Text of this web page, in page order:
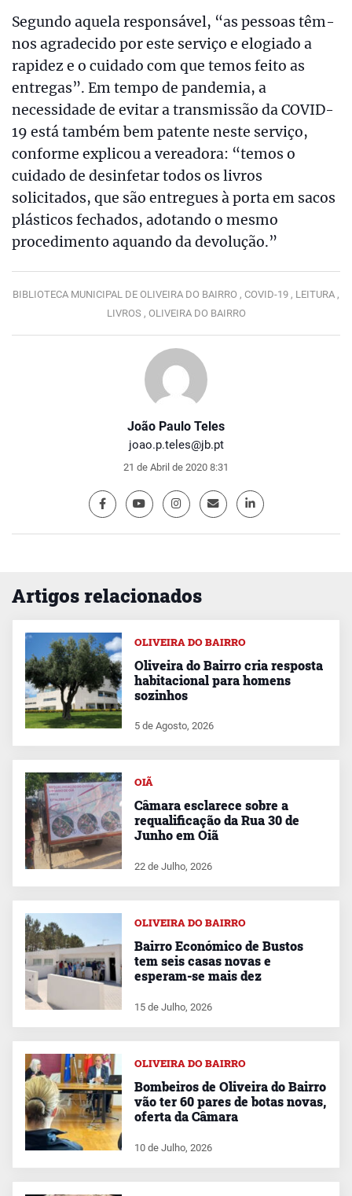
João Paulo Teles
joao.p.teles@jb.pt
21 de Abril de 2020 8:31
Segundo aquela responsável, “as pessoas têm-
nos agradecido por este serviço e elogiado a
rapidez e o cuidado com que temos feito as
entregas”. Em tempo de pandemia, a
necessidade de evitar a transmissão da COVID-
19 está também bem patente neste serviço,
conforme explicou a vereadora: “temos o
cuidado de desinfetar todos os livros
solicitados, que são entregues à porta em sacos
plásticos fechados, adotando o mesmo
procedimento aquando da devolução.”
BIBLIOTECA MUNICIPAL DE OLIVEIRA DO BAIRRO , COVID-19 , LEITURA ,
LIVROS , OLIVEIRA DO BAIRRO
Artigos relacionados
OLIVEIRA DO BAIRRO
Oliveira do Bairro cria resposta
habitacional para homens
sozinhos
5 de Agosto, 2026
OIÃ
Câmara esclarece sobre a
requalificação da Rua 30 de
Junho em Oiã
22 de Julho, 2026
OLIVEIRA DO BAIRRO
Bairro Económico de Bustos
tem seis casas novas e
esperam-se mais dez
15 de Julho, 2026
OLIVEIRA DO BAIRRO
Bombeiros de Oliveira do Bairro
vão ter 60 pares de botas novas,
oferta da Câmara
10 de Julho, 2026